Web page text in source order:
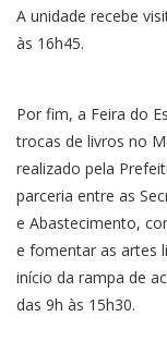
A unidade recebe
às 16h45.
Por fim, a Feira do
trocas de livros no
realizado pela
parceria entre as
e Abastecimento,
e fomentar as artes
início da rampa de
das 9h às 15h30.